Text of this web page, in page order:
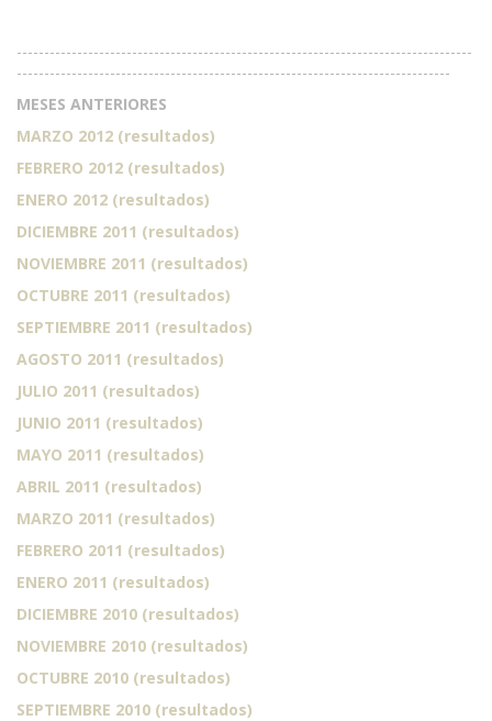
-----------------------------------------------------------------------------------
-------------------------------------------------------------------------------
MESES ANTERIORES
MARZO 2012 (resultados)
FEBRERO 2012 (resultados)
ENERO 2012 (resultados)
DICIEMBRE 2011 (resultados)
NOVIEMBRE 2011 (resultados)
OCTUBRE 2011 (resultados)
SEPTIEMBRE 2011 (resultados)
AGOSTO 2011 (resultados)
JULIO 2011 (resultados)
JUNIO 2011 (resultados)
MAYO 2011 (resultados)
ABRIL 2011 (resultados)
MARZO 2011 (resultados)
FEBRERO 2011 (resultados)
ENERO 2011 (resultados)
DICIEMBRE 2010 (resultados)
NOVIEMBRE 2010 (resultados)
OCTUBRE 2010 (resultados)
SEPTIEMBRE 2010 (resultados)